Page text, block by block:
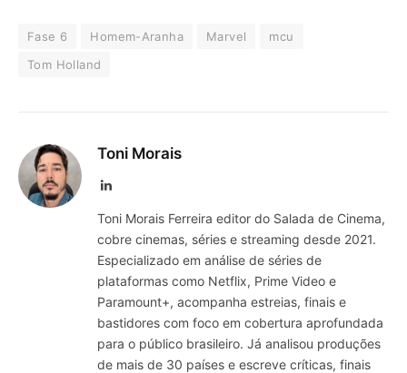
Fase 6 Homem-Aranha Marvel
mcu
Tom Holland
Toni Morais
LinkedIn
Toni Morais Ferreira editor do Salada de Cinema,
cobre cinemas, séries e streaming desde 2021.
Especializado em análise de séries de
plataformas como Netflix, Prime Video e
Paramount+, acompanha estreias, finais e
bastidores com foco em cobertura aprofundada
para o público brasileiro. Já analisou produções
de mais de 30 países e escreve críticas, finais